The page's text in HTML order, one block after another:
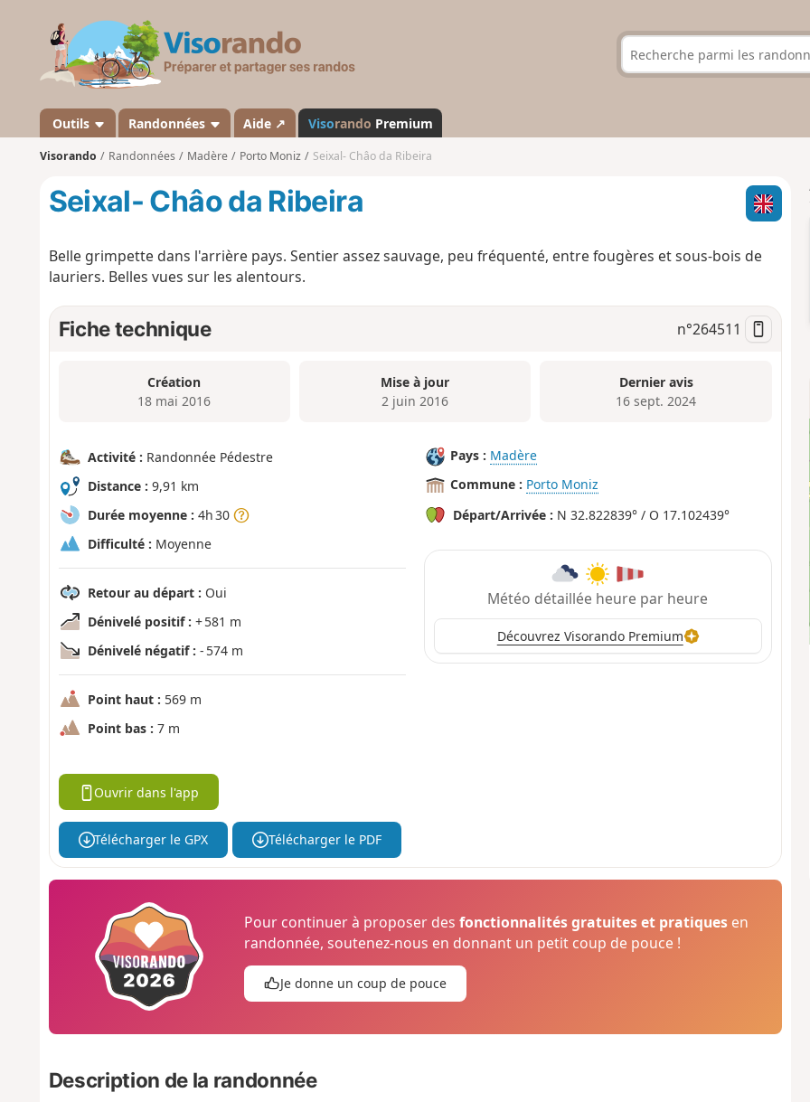
s
a
n
d
Outils Randonnées Aide ↗ Visorando Premium
Visorando Randonnées Madère Porto Moniz Seixal- Châo da Ribeira
Seixal- Châo da Ribeira
Belle grimpette dans l'arrière pays. Sentier assez sauvage, peu fréquenté, entre fougères et sous-bois de
lauriers. Belles vues sur les alentours.
Fiche technique n°264511
Création
18 mai 2016
Mise à jour
2 juin 2016
Dernier avis
16 sept. 2024
Activité : Randonnée Pédestre
Distance : 9,91 km
Durée moyenne : 4h 30
Difficulté : Moyenne
Retour au départ : Oui
Dénivelé positif : + 581 m
Dénivelé négatif : - 574 m
Point haut : 569 m
Point bas : 7 m
Pays : Madère
Commune : Porto Moniz
Départ/Arrivée : N 32.822839° / O 17.102439°
Météo détaillée heure par heure
Découvrez Visorando Premium
Ouvrir dans l'app
Télécharger le GPX Télécharger le PDF
Pour continuer à proposer desfonctionnalités gratuites et pratiques en
randonnée, soutenez-nous en donnant un petit coup de pouce !
Je donne un coup de pouce
Description de la randonnée